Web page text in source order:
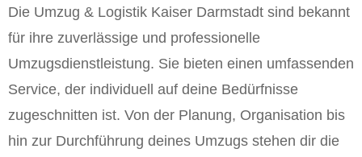
Die Umzug & Logistik Kaiser Darmstadt sind bekannt
für ihre zuverlässige und professionelle
Umzugsdienstleistung. Sie bieten einen umfassenden
Service, der individuell auf deine Bedürfnisse
zugeschnitten ist. Von der Planung, Organisation bis
hin zur Durchführung deines Umzugs stehen dir die